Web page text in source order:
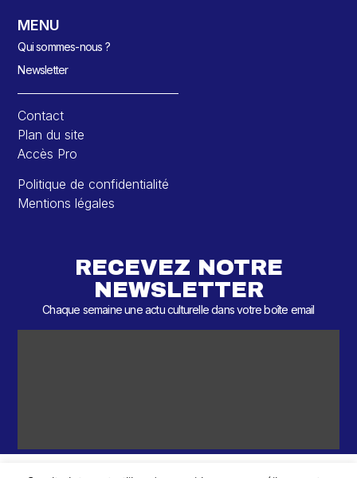
MENU
Qui sommes-nous ?
Newsletter
Contact
Plan du site
Accès Pro
Politique de confidentialité
Mentions légales
RECEVEZ NOTRE
NEWSLETTER
Chaque semaine une actu culturelle dans votre boîte email